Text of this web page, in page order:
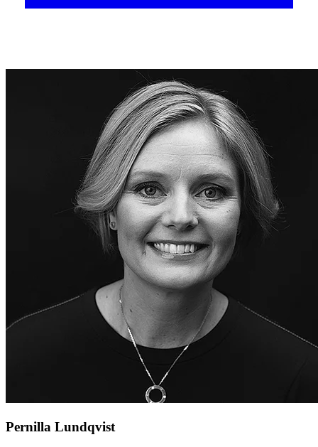
Pernilla Lundqvist